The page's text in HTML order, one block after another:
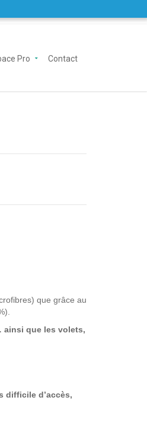
Pro Contact
que grâce au
ainsi que les volets,
difficile d’accès,